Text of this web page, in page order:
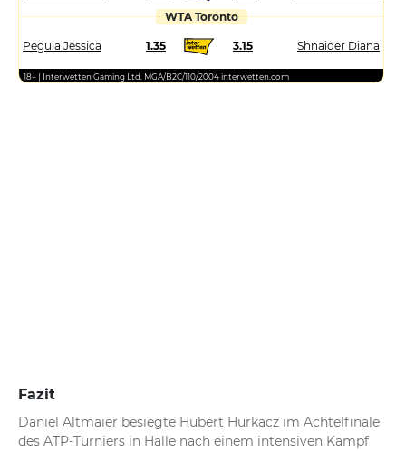
WTA Toronto
Pegula Jessica 1.35 3.15 Shnaider Diana
18+ | Interwetten Gaming Ltd. MGA/B2C/110/2004 interwetten.com
Fazit
Daniel Altmaier besiegte Hubert Hurkacz im Achtelfinale
des ATP-Turniers in Halle nach einem intensiven Kampf